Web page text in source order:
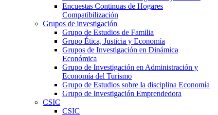
Encuestas Continuas de Hogares
Compatibilización
Grupos de investigación
Grupo de Estudios de Familia
Grupo Ética, Justicia y Economía
Grupos de Investigación en Dinámica
Económica
Grupo de Investigación en Administración y
Economía del Turismo
Grupo de Estudios sobre la disciplina Economía
Grupo de Investigación Emprendedora
CSIC
CSIC